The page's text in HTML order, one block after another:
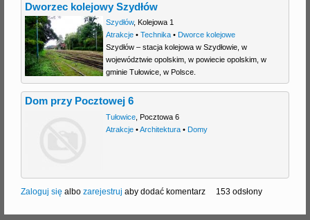
Dworzec kolejowy Szydłów
Szydłów, Kolejowa 1
Atrakcje• Technika• Dworce kolejowe
Szydłów – stacja kolejowa w Szydłowie, w
województwie opolskim, w powiecie opolskim, w
gminie Tułowice, w Polsce.
Dom przy Pocztowej 6
Tułowice, Pocztowa 6
Atrakcje•Architektura• Domy
Zaloguj się albo zarejestruj aby dodać komentarz 153 odsłony